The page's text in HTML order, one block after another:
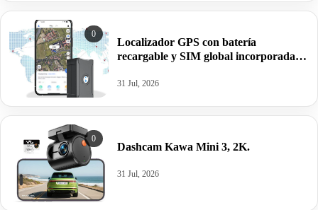
0
Localizador GPS con batería
recargable y SIM global incorporada,
31 Jul, 2026
0
Dashcam Kawa Mini 3, 2K.
31 Jul, 2026